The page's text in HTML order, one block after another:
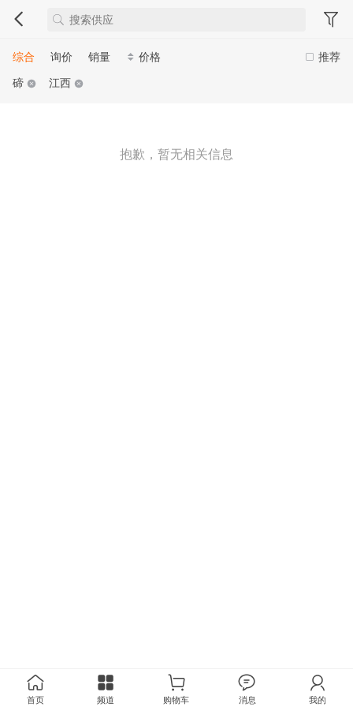
推荐
综合 询价 销量
价格
碲
江西
抱歉，暂无相关信息
首页 频道 购物车 消息 我的